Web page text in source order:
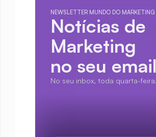
NEWSLETTER MUNDO DO MARKETING
Notícias de
Marketing
no seu email
No seu inbox, toda quarta-feira.